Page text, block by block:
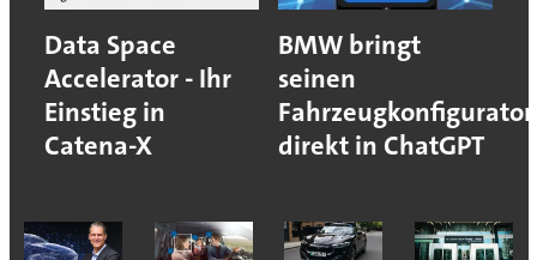
Data Space
Accelerator - Ihr
Einstieg in
Catena-X
BMW bringt
seinen
Fahrzeugkonfigurator
direkt in ChatGPT